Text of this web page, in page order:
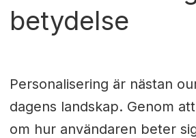
betydelse
Personalisering är nästan
dagens landskap. Genom
om hur användaren beter